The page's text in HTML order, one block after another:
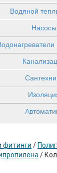
Водяной
Насосы
фитинги /
/